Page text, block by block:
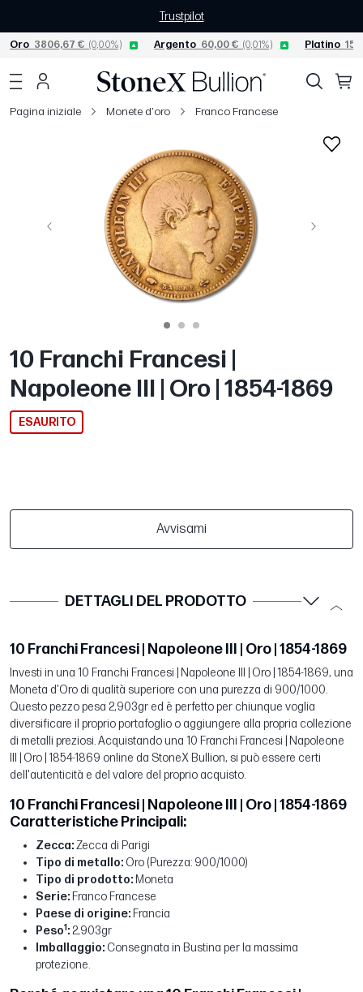
Trustpilot
Oro 3806,67 € (0,00%) Argento 60,00 € (0,01%) Platino
Pagina iniziale Monete d'oro Franco Francese
Precedente Avanti
10 Franchi Francesi |
Napoleone III | Oro | 1854-1869
ESAURITO
Avvisami
DETTAGLI DEL PRODOTTO
10 Franchi Francesi | Napoleone III | Oro | 1854-1869
Investi in una 10 Franchi Francesi | Napoleone III | Oro | 1854-1869, una
Moneta d'Oro di qualità superiore con una purezza di 900/1000.
Questo pezzo pesa 2,903gr ed è perfetto per chiunque voglia
diversificare il proprio portafoglio o aggiungere alla propria collezione
di metalli preziosi. Acquistando una 10 Franchi Francesi | Napoleone
III | Oro | 1854-1869 online da StoneX Bullion, si può essere certi
dell'autenticità e del valore del proprio acquisto.
10 Franchi Francesi | Napoleone III | Oro | 1854-1869
Caratteristiche Principali:
Zecca:Zecca di Parigi
Tipo di metallo: Oro (Purezza: 900/1000)
Tipo di prodotto: Moneta
Serie: Franco Francese
Paese di origine: Francia
Peso1: 2,903gr
Imballaggio: Consegnata in Bustina per la massima
protezione.